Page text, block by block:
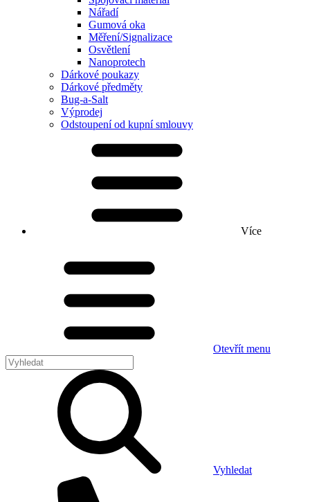
Nářadí
Gumová oka
Měření/Signalizace
Osvětlení
Nanoprotech
Dárkové poukazy
Dárkové předměty
Bug-a-Salt
Výprodej
Odstoupení od kupní smlouvy
Více
Otevřít menu
Vyhledat